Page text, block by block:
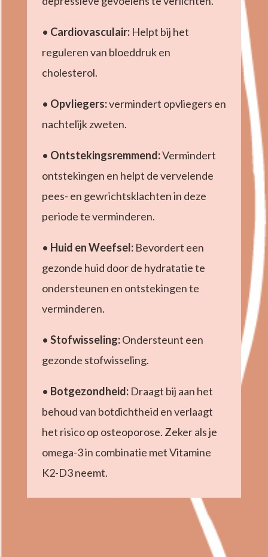
• Cardiovasculair:Helpt bij het
reguleren van bloeddruk en
cholesterol.
• Opvliegers:vermindert opvliegers en
nachtelijk zweten.
• Ontstekingsremmend:Vermindert
ontstekingen en helpt de vervelende
pees- en gewrichtsklachten in deze
periode te verminderen.
• Huid en Weefsel:Bevordert een
gezonde huid door de hydratatie te
ondersteunen en ontstekingen te
verminderen.
• Stofwisseling:Ondersteunt een
gezonde stofwisseling.
• Botgezondheid:Draagt bij aan het
behoud van botdichtheid en verlaagt
het risico op osteoporose. Zeker als je
omega-3 in combinatie met Vitamine
K2-D3 neemt.